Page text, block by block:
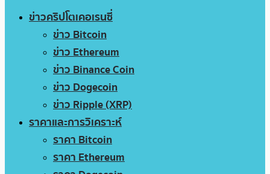
ข่าวคริปโตเคอเรนซี่
ข่าว Bitcoin
ข่าว Ethereum
ข่าว Binance Coin
ข่าว Dogecoin
ข่าว Ripple (XRP)
ราคาและการวิเคราะห์
ราคา Bitcoin
ราคา Ethereum